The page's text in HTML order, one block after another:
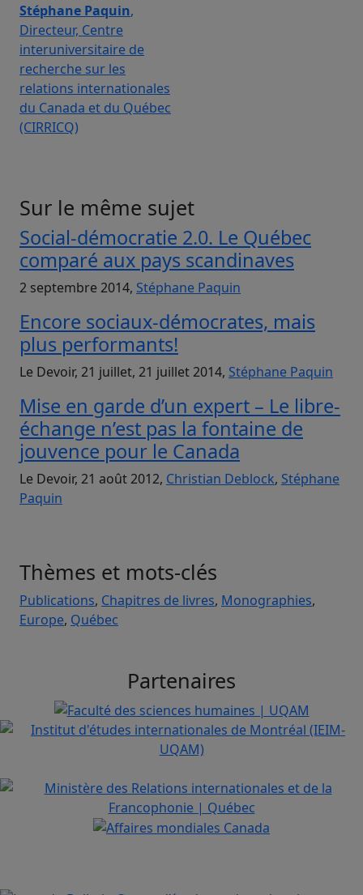
Stéphane Paquin,
Directeur, Centre
interuniversitaire de
recherche sur les
relations internationales
du Canada et du Québec
(CIRRICQ)
Sur le même sujet
Social-démocratie 2.0. Le Québec
comparé aux pays scandinaves
2 septembre 2014, Stéphane Paquin
Encore sociaux-démocrates, mais
plus performants!
Le Devoir, 21 juillet, 21 juillet 2014, Stéphane Paquin
Mise en garde d’un expert – Le libre-
échange n’est pas la fontaine de
jouvence pour le Canada
Le Devoir, 21 août 2012, Christian Deblock, Stéphane
Paquin
Thèmes et mots-clés
Publications, Chapitres de livres, Monographies,
Europe, Québec
Partenaires